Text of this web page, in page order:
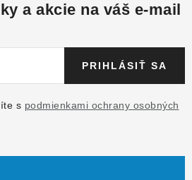
a akcie na váš e-mail
s podmienkami ochrany osobných
PRIHLÁSIŤ SA